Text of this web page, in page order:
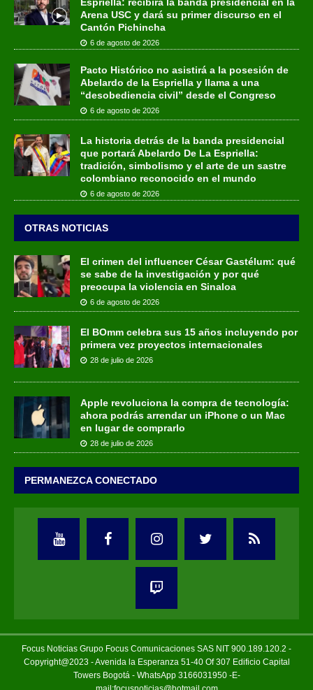
Arena USC y dará su primer discurso en el
Cantón Pichincha
6 de agosto de 2026
Pacto Histórico no asistirá a la posesión de
Abelardo de la Espriella y llama a una
“desobediencia civil” desde el Congreso
6 de agosto de 2026
La historia detrás de la banda presidencial
que portará Abelardo De La Espriella:
tradición, simbolismo y el arte de un sastre
colombiano reconocido en el mundo
6 de agosto de 2026
OTRAS NOTICIAS
El crimen del influencer César Gastélum: qué
se sabe de la investigación y por qué
preocupa la violencia en Sinaloa
6 de agosto de 2026
El BOmm celebra sus 15 años incluyendo por
primera vez proyectos internacionales
28 de julio de 2026
Apple revoluciona la compra de tecnología:
ahora podrás arrendar un iPhone o un Mac
en lugar de comprarlo
28 de julio de 2026
PERMANEZCA CONECTADO
Focus Noticias Grupo Focus Comunicaciones SAS NIT 900.189.120.2 -
Copyright@2023 - Avenida la Esperanza 51-40 Of 307 Edificio Capital
Towers Bogotá - WhatsApp 3166031950 -E-